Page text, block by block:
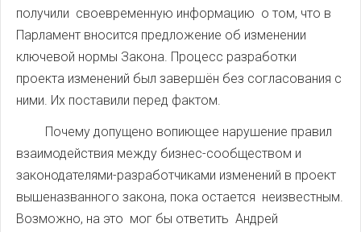
получили своевременную информацию о том, что в
Парламент вносится предложение об изменении
ключевой нормы Закона. Процесс разработки
проекта изменений был завершён без согласования с
ними. Их поставили перед фактом.
Почему допущено вопиющее нарушение правил
взаимодействия между бизнес-сообществом и
законодателями-разработчиками изменений в проект
вышеназванного закона, пока остается неизвестным.
Возможно, на это мог бы ответить Андрей